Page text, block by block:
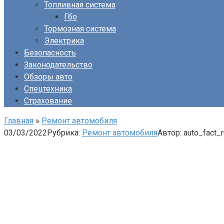
Топливная система
Гбо
Тормозная система
Электрика
Безопасность
Законодательство
Обзоры авто
Спецтехника
Страхование
Главная » Ремонт автомобиля
03/03/2022Рубрика: Ремонт автомобиляАвтор: